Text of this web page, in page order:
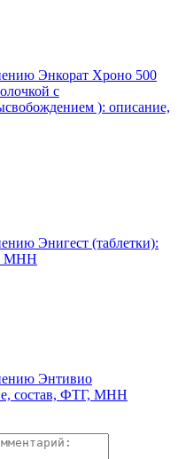
Энкорат Хроно 500
с
): описание,
Энигест (таблетки):
МНН
Энтивио
состав, ФТГ, МНН